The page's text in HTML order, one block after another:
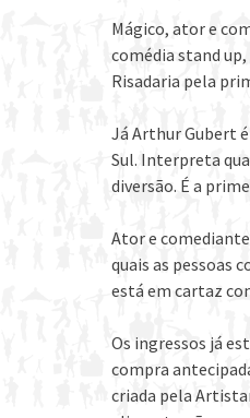
Mágico, ator e
comédia stand
Risadaria pela
Já Arthur Gubert
Sul. Interpreta
diversão. É a
Ator e
quais as pessoas
está em cartaz
Os ingressos já
compra
criada pela